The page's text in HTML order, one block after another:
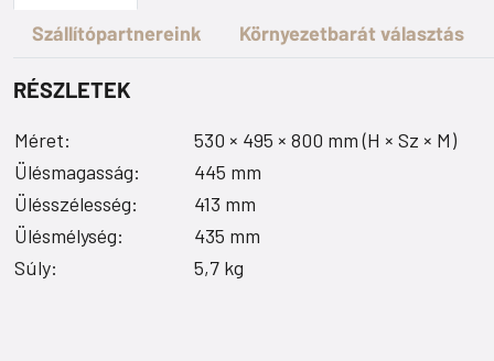
Szállítópartnereink
Környezetbarát választás
RÉSZLETEK
Méret:
530 × 495 × 800 mm (H × Sz × M)
Ülésmagasság:
445 mm
Ülésszélesség:
413 mm
Ülésmélység:
435 mm
Súly:
5,7 kg